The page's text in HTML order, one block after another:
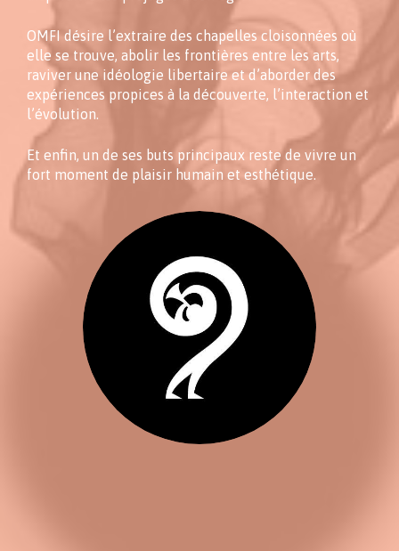
OMFI désire l’extraire des chapelles cloisonnées où
elle se trouve, abolir les frontières entre les arts,
raviver une idéologie libertaire et d’aborder des
expériences propices à la découverte, l’interaction et
l’évolution.
Et enfin, un de ses buts principaux reste de vivre un
fort moment de plaisir humain et esthétique.